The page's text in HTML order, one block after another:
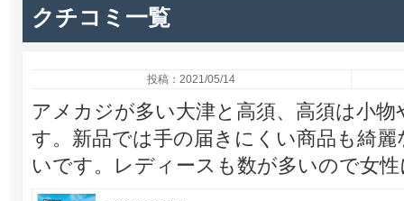
クチコミ一覧
投稿：2021/05/14
アメカジが多い大津と高須、高須は小
す。新品では手の届きにくい商品も綺
いです。レディースも数が多いので女